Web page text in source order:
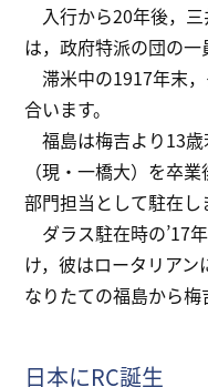
入行から20年後，
は，政府特派の団の一
滞米中の1917年末
合います。
福島は梅吉より13
（現・一橋大）を卒
部門担当として駐在し
ダラス駐在時の’17
け，彼はロータリア
なりたての福島から梅
日本にRC誕生